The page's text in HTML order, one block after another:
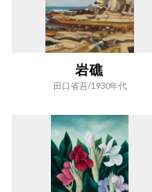
岩礁
田口省吾/1930年代